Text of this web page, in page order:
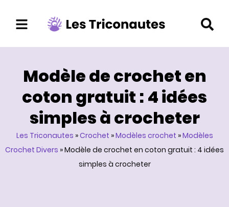
Aller
au
Modèle de crochet en
coton gratuit : 4 idées
simples à crocheter
Les Triconautes »Crochet »Modèles crochet »Modèles
Crochet Divers »Modèle de crochet en coton gratuit : 4 idées
simples à crocheter